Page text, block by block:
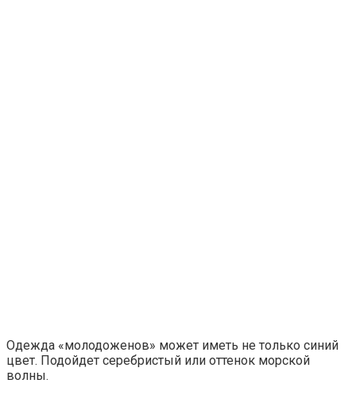
Одежда «молодоженов» может иметь не только синий
цвет. Подойдет серебристый или оттенок морской
волны.